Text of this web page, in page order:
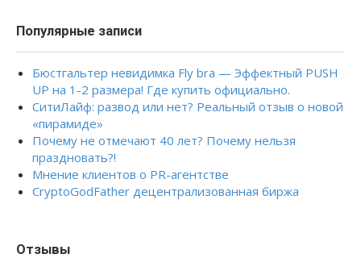
Популярные записи
Бюстгальтер невидимка Fly bra — Эффектный PUSH
UP на 1-2 размера! Где купить официально.
СитиЛайф: развод или нет? Реальный отзыв о новой
«пирамиде»
Почему не отмечают 40 лет? Почему нельзя
праздновать?!
Мнение клиентов о PR-агентстве
CryptoGodFather децентрализованная биржа
Отзывы